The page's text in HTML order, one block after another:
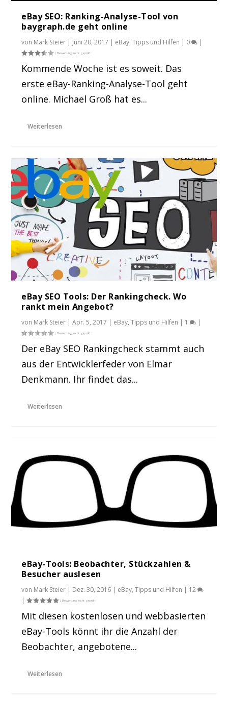
eBay SEO: Ranking-Analyse-Tool von
baygraph.de geht online
von Mark Steier | Juni 20, 2017 | eBay,Tipps und Hilfen | 0 |
Kommende Woche ist es soweit. Das
erste eBay-Ranking-Analyse-Tool geht
online. Michael Groß hat es...
Weiterlesen
eBay SEO Tools: Der Rankingcheck. Wo
rankt mein Angebot?
von Mark Steier |Apr. 5, 2017 | eBay,Tipps und Hilfen | 1 |
Der eBay SEO Rankingcheck stammt auch
aus der Entwicklerfeder von Elmar
Denkmann. Ihr findet das...
Weiterlesen
eBay-Tools: Beobachter, Stückzahlen &
Besucher auslesen
von Mark Steier | Dez. 30, 2016 | eBay,Tipps und Hilfen | 12
|
Mit diesen kostenlosen und webbasierten
eBay-Tools könnt ihr die Anzahl der
Beobachter, angebotene...
Weiterlesen